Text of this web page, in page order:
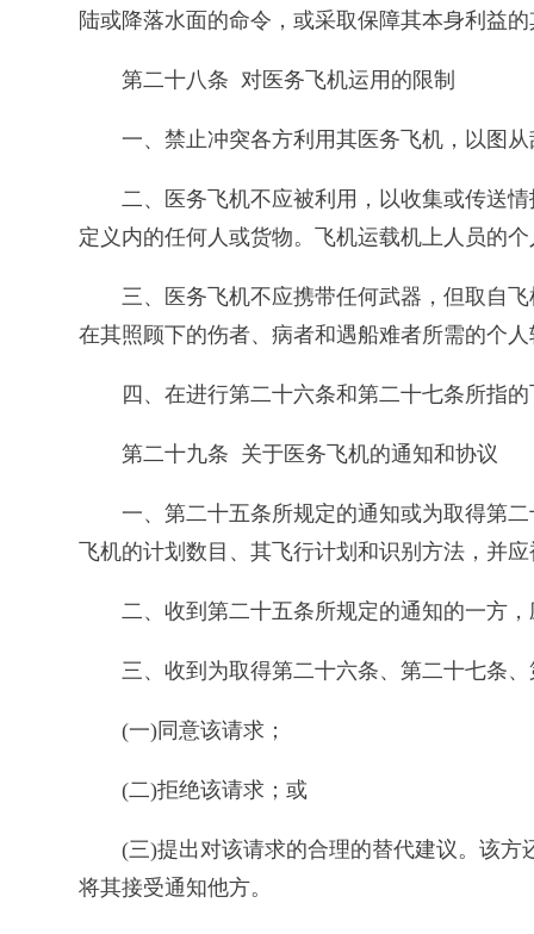
陆或降落水面的命令，或采取保障其本身利益
第二十八条 对医务飞机运用的限制
一、禁止冲突各方利用其医务飞机，以图
二、医务飞机不应被利用，以收集或传送
定义内的任何人或货物。飞机运载机上人员的
三、医务飞机不应携带任何武器，但取自
在其照顾下的伤者、病者和遇船难者所需的个
四、在进行第二十六条和第二十七条所指
第二十九条 关于医务飞机的通知和协议
一、第二十五条所规定的通知或为取得第
飞机的计划数目、其飞行计划和识别方法，并
二、收到第二十五条所规定的通知的一方
三、收到为取得第二十六条、第二十七条
(一)同意该请求；
(二)拒绝该请求；或
(三)提出对该请求的合理的替代建议。该
将其接受通知他方。